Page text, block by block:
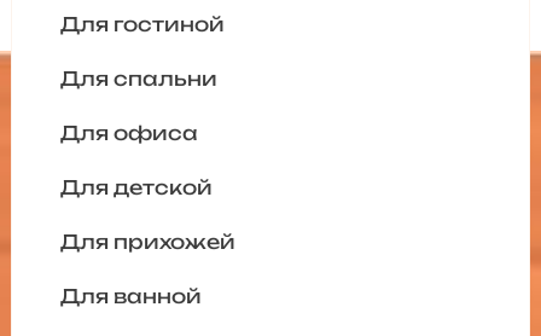
Для гостиной
Для спальни
Для офиса
Для детской
Для прихожей
Для ванной